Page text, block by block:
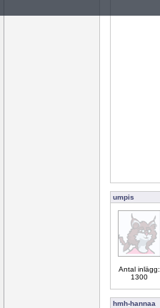
umpis
Antal inlägg:
1300
hmh-hannaa